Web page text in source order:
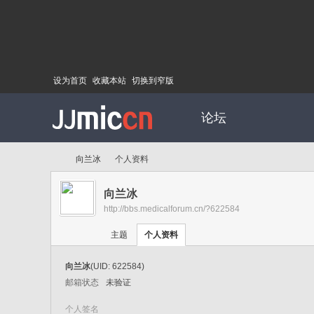
设为首页 收藏本站 切换到窄版
论坛
›
向兰冰 个人资料
向兰冰
http://bbs.medicalforum.cn/?622584
主题 个人资料
向兰冰(UID: 622584)
邮箱状态
未验证
个人签名